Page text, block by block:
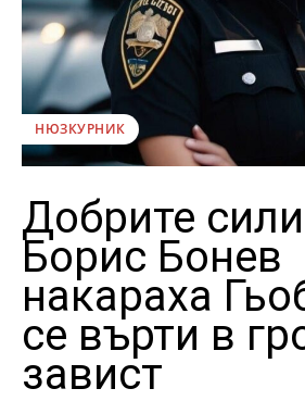
НЮЗКУРНИК
Добрите
Борис Бонев
накараха
се върти в
завист